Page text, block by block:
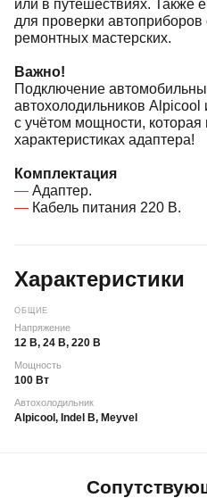
или в путешествиях. Также
для проверки
ремонтных мастерских.
Важно!
Подключение
автохолодильников
с учётом мощности,
характеристиках адаптера!
Комплектация
Адаптер.
Кабель питания 220 В.
Характеристики
ОБЩИЕ
Напряжение
12 В, 24 В, 220 В
Мощность
100 Вт
Автохолодильник
Alpicool, Indel B, Meyvel